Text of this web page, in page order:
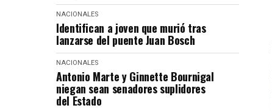
NACIONALES
Identifican a joven que murió tras
lanzarse del puente Juan Bosch
NACIONALES
Antonio Marte y Ginnette Bournigal
niegan sean senadores suplidores
del Estado